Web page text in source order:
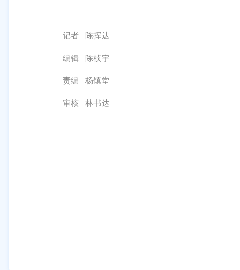
记者 | 陈挥达
编辑 | 陈桢宇
责编 | 杨镇堂
审核 | 林书达